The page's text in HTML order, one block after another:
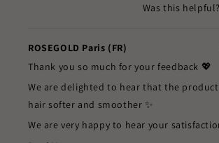
Was this helpful?
ROSEGOLD Paris (FR)
Thank you so much for your feedback 💖
We are delighted to hear that the
hair softer and smoother ✨
We are very happy to hear your